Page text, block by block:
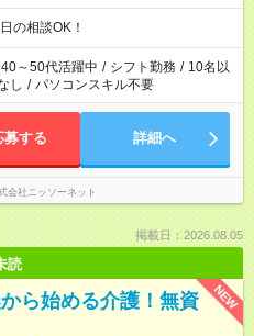
の相談OK！
40～50代活躍中 / シフト勤務 / 10名以
し / パソコンスキル不要
募する 詳細へ
会社ニッソーネット
掲載日：2026.08.05
読
NEW
ら始める介護！無資